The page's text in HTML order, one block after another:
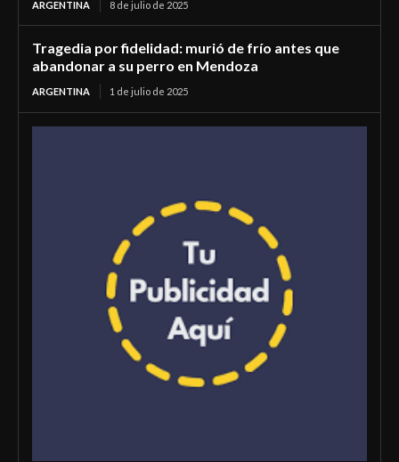
ARGENTINA 8 de julio de 2025
Tragedia por fidelidad: murió de frío antes que
abandonar a su perro en Mendoza
ARGENTINA 1 de julio de 2025